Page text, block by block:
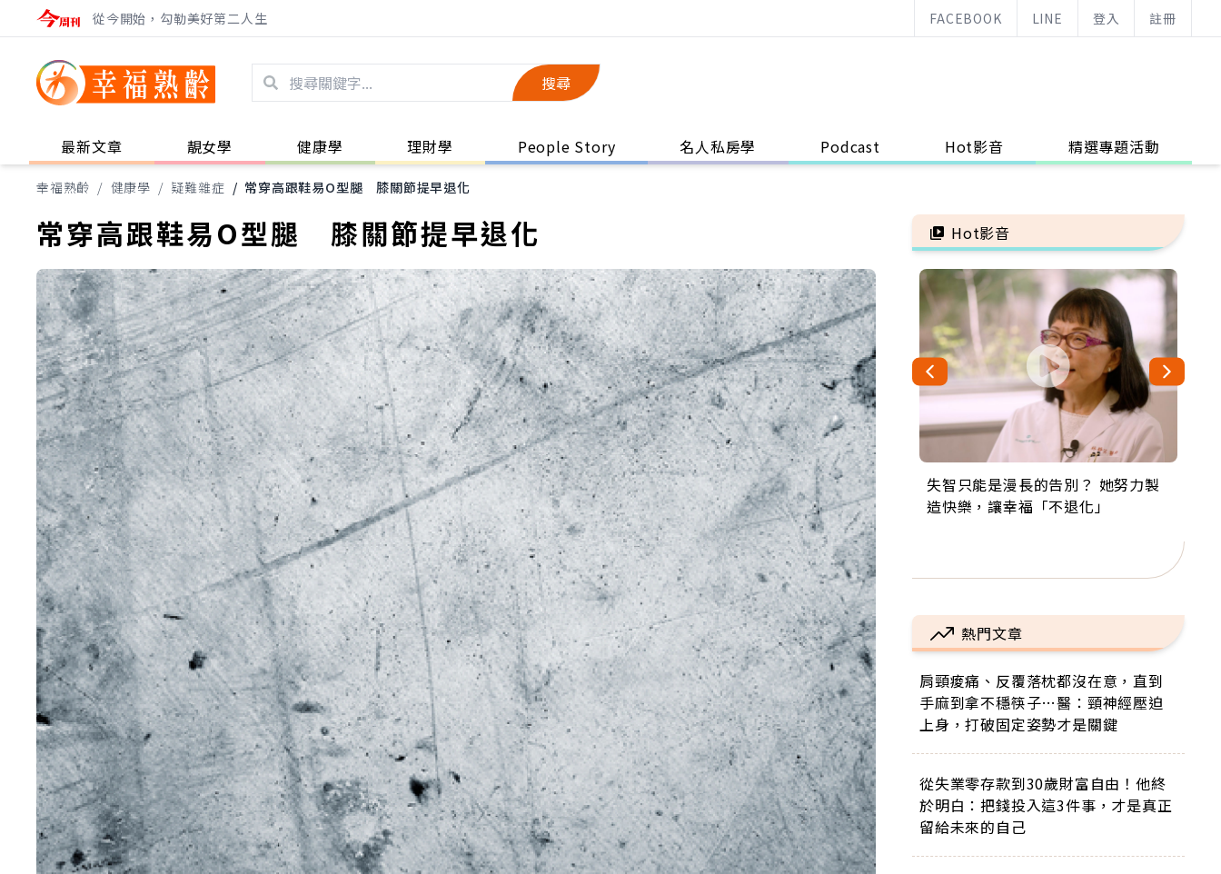
從今開始，勾勒美好第二人生 FACEBOOK LINE 登入 註冊
搜尋
最新文章 靚女學 健康學 理財學 People Story 名人私房學 Podcast Hot影音 精選專題活動
幸福熟齡 / 健康學 / 疑難雜症 / 常穿高跟鞋易O型腿 膝關節提早退化
常穿高跟鞋易O型腿 膝關節提早退化 Hot影音
失智只能是漫長的告別？ 她努力製
造快樂，讓幸福「不退化」
來自剛果的巧克力神父 為台灣奉獻
36年 「台灣是我的家，我連作夢都
63歲卸矽谷副總、搬回台灣找快
樂！「蛋黃哥小丑」走進安養院，
104歲打破金氏世界紀錄 成為全球
最年長羽球選手，分享長壽的秘密
事業巔峰他選擇追夢…黑手阿伯拉
小提琴還登上小巨蛋！連CNN都大
熱門文章
肩頸痠痛、反覆落枕都沒在意，直到
手麻到拿不穩筷子…醫：頸神經壓迫
上身，打破固定姿勢才是關鍵
從失業零存款到30歲財富自由！他終
於明白：把錢投入這3件事，才是真正
留給未來的自己